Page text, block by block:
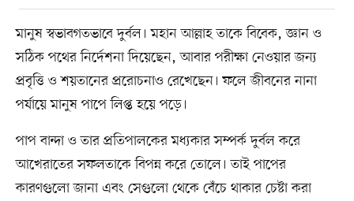
মানুষ স্বভাবগতভাবে দুর্বল। মহান আল্লাহ তাকে বিবেক, জ্ঞান ও
সঠিক পথের নির্দেশনা দিয়েছেন, আবার পরীক্ষা নেওয়ার জন্য
প্রবৃত্তি ও শয়তানের প্ররোচনাও রেখেছেন। ফলে জীবনের নানা
পর্যায়ে মানুষ পাপে লিপ্ত হয়ে পড়ে।
পাপ বান্দা ও তার প্রতিপালকের মধ্যকার সম্পর্ক দুর্বল করে
আখেরাতের সফলতাকে বিপন্ন করে তোলে। তাই পাপের
কারণগুলো জানা এবং সেগুলো থেকে বেঁচে থাকার চেষ্টা করা